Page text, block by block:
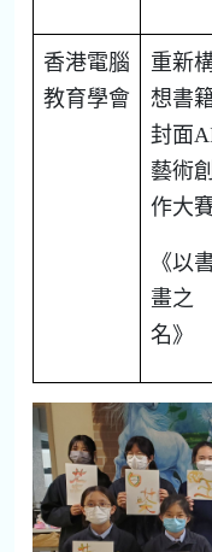
香港電腦
教育學會
重新
想書
封面
藝術創
作大
《以
畫之
名》